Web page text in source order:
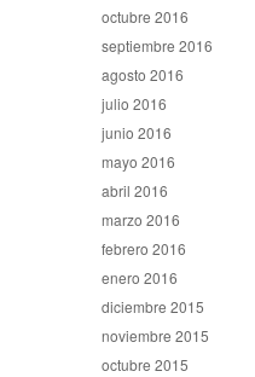
octubre 2016
septiembre 2016
agosto 2016
julio 2016
junio 2016
mayo 2016
abril 2016
marzo 2016
febrero 2016
enero 2016
diciembre 2015
noviembre 2015
octubre 2015